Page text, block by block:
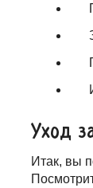
Уход
Итак, вы